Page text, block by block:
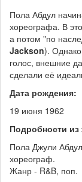
Пола Абдул
хореографа. В
а потом "по
Jackson).
голос, внешние
сделали её
Дата рождения:
19 июня 1962
Подробности из
Пола Джули
хореограф.
Жанр - R&B, поп.